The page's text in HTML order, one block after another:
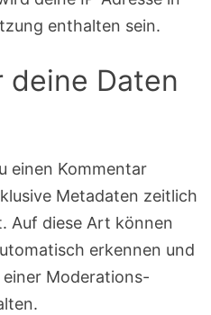
enthalten sein.
deine Daten
einen Kommentar
Metadaten zeitlich
Auf diese Art können
erkennen und
Moderations-